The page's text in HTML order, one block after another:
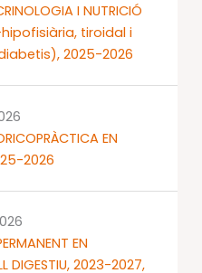
I NUTRICIÓ
tiroidal i
2025-2026
EN
2026
EN
DIGESTIU, 2023-2027,